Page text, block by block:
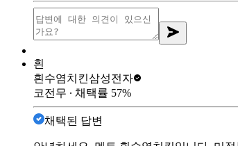
흰
흰수염치킨삼성전자
코전무 ∙ 채택률 57%
채택된 답변